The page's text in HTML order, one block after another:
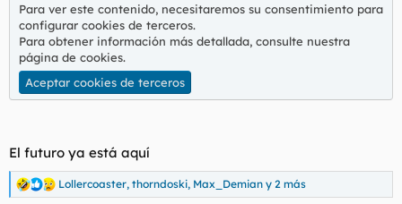
Para ver este contenido, necesitaremos su consentimiento para
configurar cookies de terceros.
Para obtener información más detallada, consulte nuestra
página de cookies.
Aceptar cookies de terceros
El futuro ya está aquí
R
Lollercoaster, thorndoski, Max_Demian y 2 más